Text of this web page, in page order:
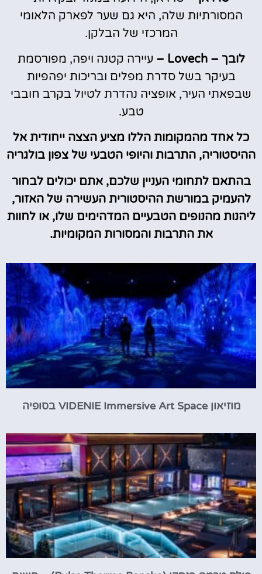
המסורתיות שלה, היא גם שער לפארק הלאומי
המרכזי של הבלקן.
לובך – Lovech –
עיירה קטנה ויפה, מפורסמת
בעיקר בשל סדרת מפלים ובריכות יפהפיות
שבפאתי העיר, אופציה נהדרת לטיול בקרב חובבי
טבע.
כל אחד מהמקומות הללו מציע הצצה ייחודית אל
ההיסטוריה, התרבות והיופי הטבעי של צפון בולגריה
בהתאם לתחומי העניין שלכם, אתם יכולים לבחור
להעמיק במורשת ההיסטורית העשירה של האזור,
ליהנות מהנופים הטבעיים המדהימים שלו, או לחוות
את התרבות והמסורות המקומיות.
מוזיאון VIDENIE Immersive Art Space בסופיה